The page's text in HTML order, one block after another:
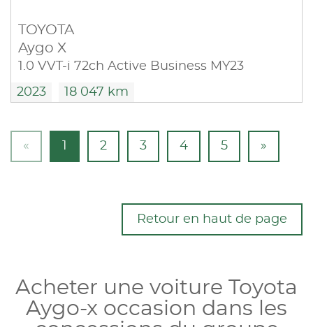
TOYOTA
Aygo X
1.0 VVT-i 72ch Active Business MY23
2023 18 047 km
« 2 3 4 5 »
Retour en haut de page
Acheter une voiture Toyota
Aygo-x occasion dans les